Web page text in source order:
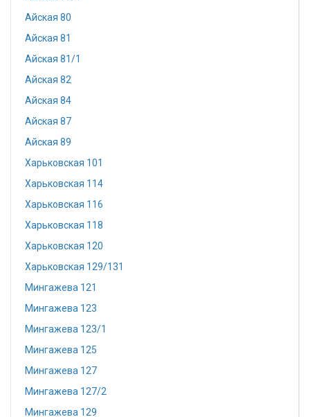
Айская 80
Айская 81
Айская 81/1
Айская 82
Айская 84
Айская 87
Айская 89
Харьковская 101
Харьковская 114
Харьковская 116
Харьковская 118
Харьковская 120
Харьковская 129/131
Мингажева 121
Мингажева 123
Мингажева 123/1
Мингажева 125
Мингажева 127
Мингажева 127/2
Мингажева 129